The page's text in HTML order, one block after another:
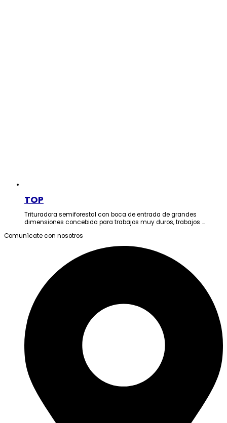
TOP
Trituradora semiforestal con boca de entrada de grandes
dimensiones concebida para trabajos muy duros, trabajos …
Comunícate con nosotros